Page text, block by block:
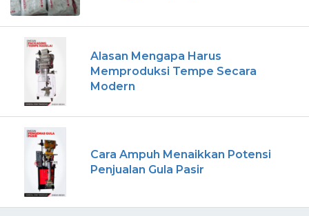
Alasan Mengapa Harus
Memproduksi Tempe Secara
Modern
Cara Ampuh Menaikkan Potensi
Penjualan Gula Pasir